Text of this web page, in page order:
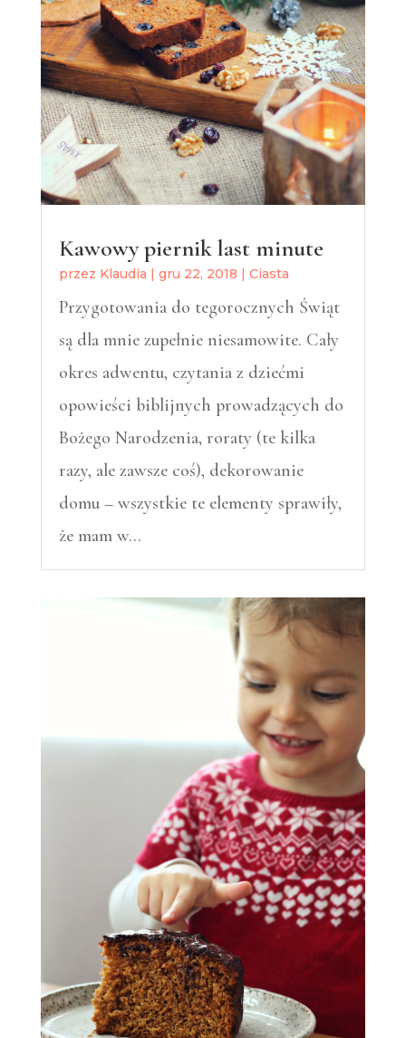
Kawowy piernik last minute
przez Klaudia | gru 22, 2018 | Ciasta
Przygotowania do tegorocznych Świąt
są dla mnie zupełnie niesamowite. Cały
okres adwentu, czytania z dziećmi
opowieści biblijnych prowadzących do
Bożego Narodzenia, roraty (te kilka
razy, ale zawsze coś), dekorowanie
domu – wszystkie te elementy sprawiły,
że mam w…